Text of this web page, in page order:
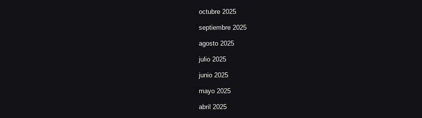
octubre 2025
septiembre 2025
agosto 2025
julio 2025
junio 2025
mayo 2025
abril 2025